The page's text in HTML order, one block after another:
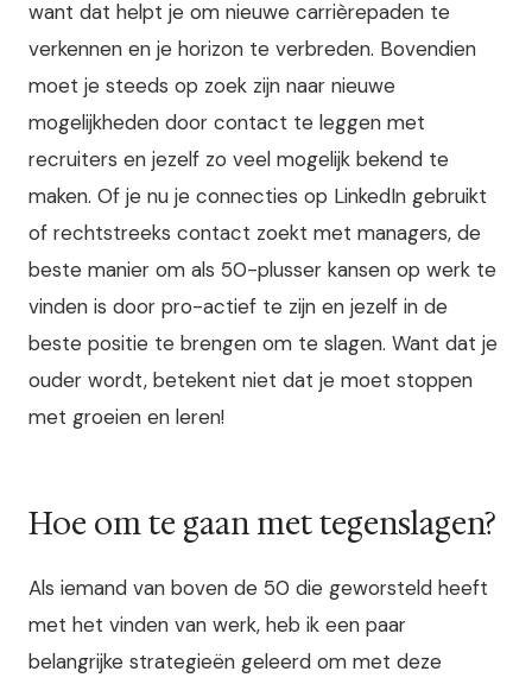
want dat helpt je om nieuwe carrièrepaden te
verkennen en je horizon te verbreden. Bovendien
moet je steeds op zoek zijn naar nieuwe
mogelijkheden door contact te leggen met
recruiters en jezelf zo veel mogelijk bekend te
maken. Of je nu je connecties op LinkedIn gebruikt
of rechtstreeks contact zoekt met managers, de
beste manier om als 50-plusser kansen op werk te
vinden is door pro-actief te zijn en jezelf in de
beste positie te brengen om te slagen. Want dat je
ouder wordt, betekent niet dat je moet stoppen
met groeien en leren!
Hoe om te gaan met tegenslagen?
Als iemand van boven de 50 die geworsteld heeft
met het vinden van werk, heb ik een paar
belangrijke strategieën geleerd om met deze